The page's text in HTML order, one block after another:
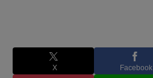
X Facebook